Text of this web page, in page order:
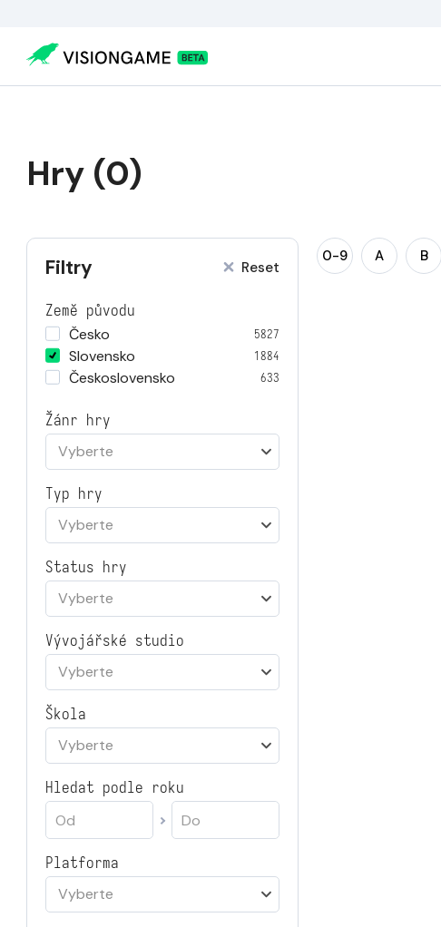
Hry (0)
Filtry Reset
Země původu
Česko
5827
Slovensko 1884
Československo 633
Žánr hry
Vyberte
Typ hry
Vyberte
Status hry
Vyberte
Vývojářské studio
Vyberte
Škola
Vyberte
Hledat podle roku
Platforma
Vyberte
0-9 A B